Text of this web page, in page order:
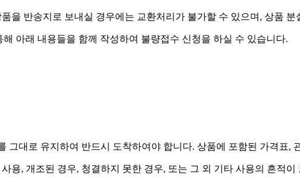
을 반송지로 보내실 경우에는 교환처리가 불가할 수 있으며, 상품
아래 내용들을 함께 작성하여 불량접수 신청을 하실 수 있습니다.
그대로 유지하여 반드시 도착하여야 합니다. 상품에 포함된 가격표,
용, 개조된 경우, 청결하지 못한 경우, 또는 그 외 기타 사용의 흔적